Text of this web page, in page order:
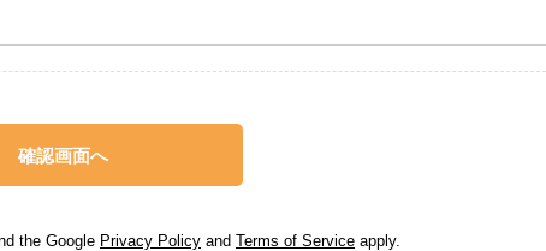
the Google Privacy Policy and Terms of Service apply.